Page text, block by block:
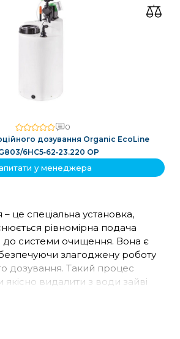
0
дозування Organic EcoLine
6HC5‑62‑23.220 OP
у менеджера
це спеціальна установка,
рівномірна подача
до системи очищення. Вона є
злагоджену роботу
дозування. Такий процес
якісно видалити з води зайві
значно продовжує